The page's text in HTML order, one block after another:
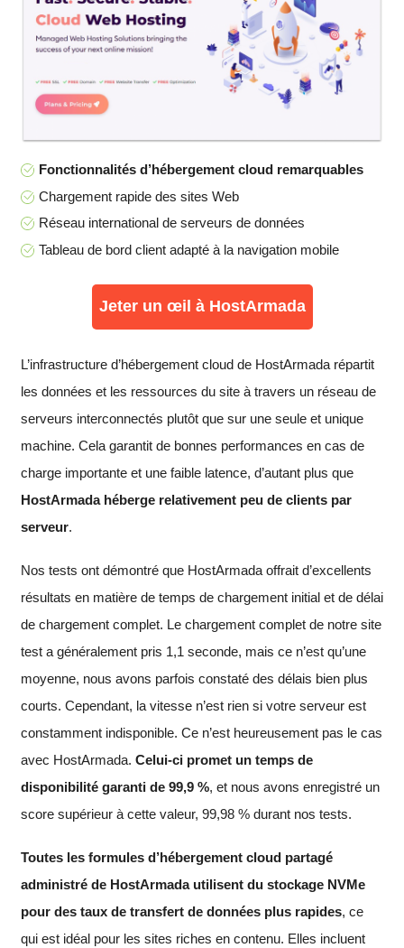
Fonctionnalités d’hébergement cloud remarquables
Chargement rapide des sites Web
Réseau international de serveurs de données
Tableau de bord client adapté à la navigation mobile
Jeter un œil à HostArmada
L’infrastructure d’hébergement cloud de HostArmada répartit
les données et les ressources du site à travers un réseau de
serveurs interconnectés plutôt que sur une seule et unique
machine. Cela garantit de bonnes performances en cas de
charge importante et une faible latence, d’autant plus que
HostArmada héberge relativement peu de clients par
serveur.
Nos tests ont démontré que HostArmada offrait d’excellents
résultats en matière de temps de chargement initial et de délai
de chargement complet. Le chargement complet de notre site
test a généralement pris 1,1 seconde, mais ce n’est qu’une
moyenne, nous avons parfois constaté des délais bien plus
courts. Cependant, la vitesse n’est rien si votre serveur est
constamment indisponible. Ce n’est heureusement pas le cas
avec HostArmada. Celui-ci promet un temps de
disponibilité garanti de 99,9 %, et nous avons enregistré un
score supérieur à cette valeur, 99,98 % durant nos tests.
Toutes les formules d’hébergement cloud partagé
administré de HostArmada utilisent du stockage NVMe
pour des taux de transfert de données plus rapides, ce
qui est idéal pour les sites riches en contenu. Elles incluent